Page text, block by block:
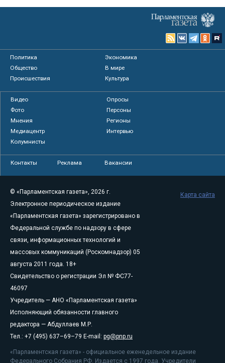
Политика
Экономика
Общество
В мире
Происшествия
Культура
Видео
Опросы
Фото
Персоны
Мнения
Регионы
Медиацентр
Интервью
Колумнисты
Контакты Реклама Вакансии
© «Парламентская газета», 2026 г.
Электронное периодическое издание
«Парламентская газета» зарегистрировано в
Федеральной службе по надзору в сфере
связи, информационных технологий и
массовых коммуникаций (Роскомнадзор) 05
августа 2011 года. 18+
Свидетельство о регистрации Эл № ФС77-
46097
Учредитель — АНО «Парламентская газета»
Исполняющий обязанности главного
редактора — Абдуллаев М.Р.
Тел.: +7 (495) 637–69–79 E-mail: pg@pnp.ru
«Парламентская газета» - официальное еженедельное издание
Федерального Собрания РФ. Издается с 1997 года. Учредители
Карта сайта